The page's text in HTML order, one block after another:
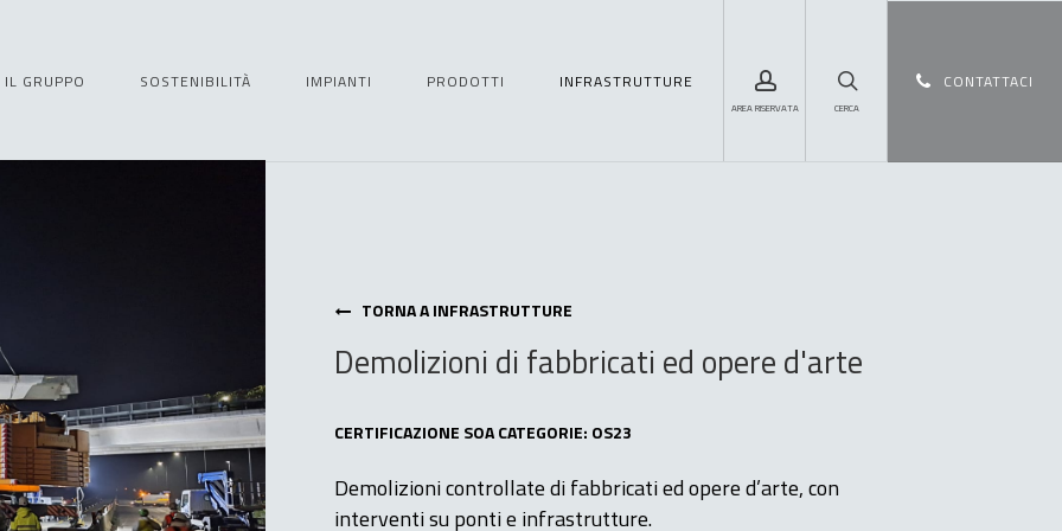
IL GRUPPO SOSTENIBILITÀ IMPIANTI PRODOTTI INFRASTRUTTURE CONTATTACI
search
account
TORNA A INFRASTRUTTURE
Demolizioni di fabbricati ed opere d'arte
CERTIFICAZIONE SOA CATEGORIE: OS23
Demolizioni controllate di fabbricati ed opere d’arte, con
interventi su ponti e infrastrutture.